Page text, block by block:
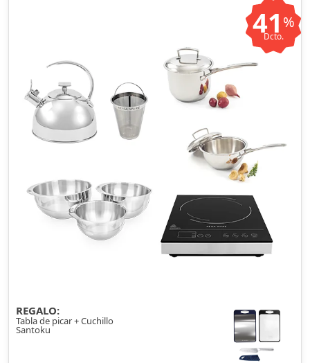
41 %
Dcto.
REGALO:
Tabla de picar + Cuchillo
Santoku